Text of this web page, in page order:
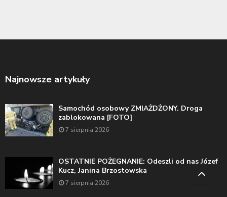
Najnowsze artykuły
Samochód osobowy ZMIAŻDŻONY. Droga
zablokowana [FOTO]
7 sierpnia 2026
OSTATNIE POŻEGNANIE: Odeszli od nas Józef
Kucz, Janina Brzostowska
7 sierpnia 2026